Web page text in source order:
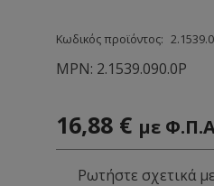
Κωδικός προϊόντος:
MPN: 2.1539.090.0P
16,88 € με
Ρωτήστε σχετικά